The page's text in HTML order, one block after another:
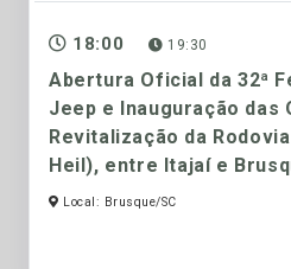
18:00 19:30
Abertura Oficial da 32ª
Jeep e Inauguração das
Revitalização da
Heil), entre Itajaí e
Local: Brusque/SC